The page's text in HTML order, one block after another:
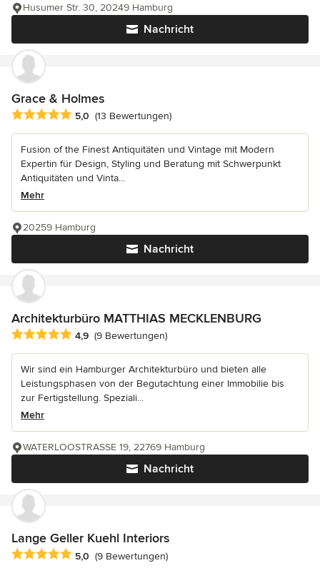
Nachricht
Husumer Str. 30, 20249 Hamburg
Grace & Holmes
Durchschnittliche Bewertung: 5 von 5 Sternen
5,0 (13 Bewertungen)
Fusion of the Finest Antiquitäten und Vintage mit Modern
Expertin für Design, Styling und Beratung mit Schwerpunkt
Antiquitäten und Vinta...
Mehr
Nachricht
20259 Hamburg
Architekturbüro MATTHIAS MECKLENBURG
Durchschnittliche Bewertung: 4.9 von 5 Sternen
4,9 (9 Bewertungen)
Wir sind ein Hamburger Architekturbüro und bieten alle
Leistungsphasen von der Begutachtung einer Immobilie bis
zur Fertigstellung. Speziali...
Mehr
Nachricht
WATERLOOSTRASSE 19, 22769 Hamburg
Lange Geller Kuehl Interiors
Durchschnittliche Bewertung: 5 von 5 Sternen
5,0 (9 Bewertungen)